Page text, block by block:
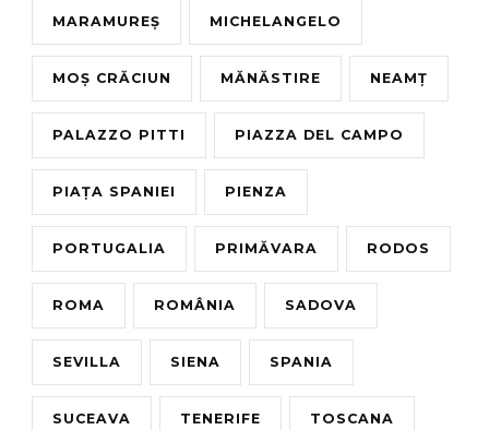
MARAMUREȘ MICHELANGELO
MOȘ CRĂCIUN MĂNĂSTIRE NEAMȚ
PALAZZO PITTI PIAZZA DEL CAMPO
PIAȚA SPANIEI PIENZA
PORTUGALIA PRIMĂVARA RODOS
ROMA ROMÂNIA SADOVA
SEVILLA SIENA SPANIA
SUCEAVA TENERIFE TOSCANA